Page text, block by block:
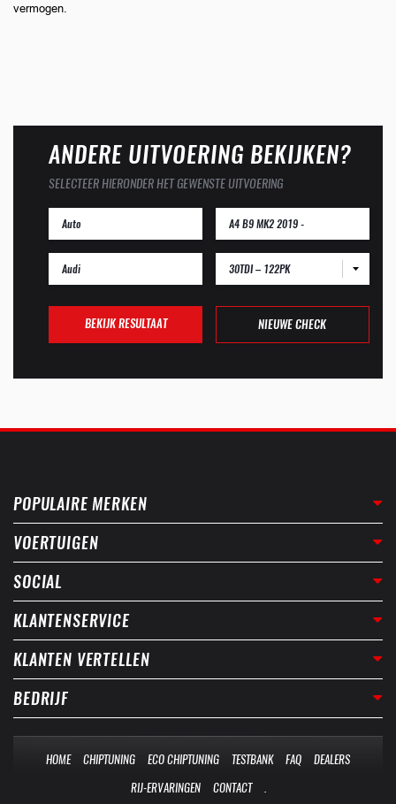
vermogen.
ANDERE UITVOERING BEKIJKEN?
SELECTEER HIERONDER HET GEWENSTE UITVOERING
30TDI – 122PK
BEKIJK RESULTAAT NIEUWE CHECK
POPULAIRE MERKEN
VOERTUIGEN
SOCIAL
KLANTENSERVICE
KLANTEN VERTELLEN
BEDRIJF
HOME CHIPTUNING ECO CHIPTUNING TESTBANK FAQ
DEALERS
RIJ-ERVARINGEN
CONTACT